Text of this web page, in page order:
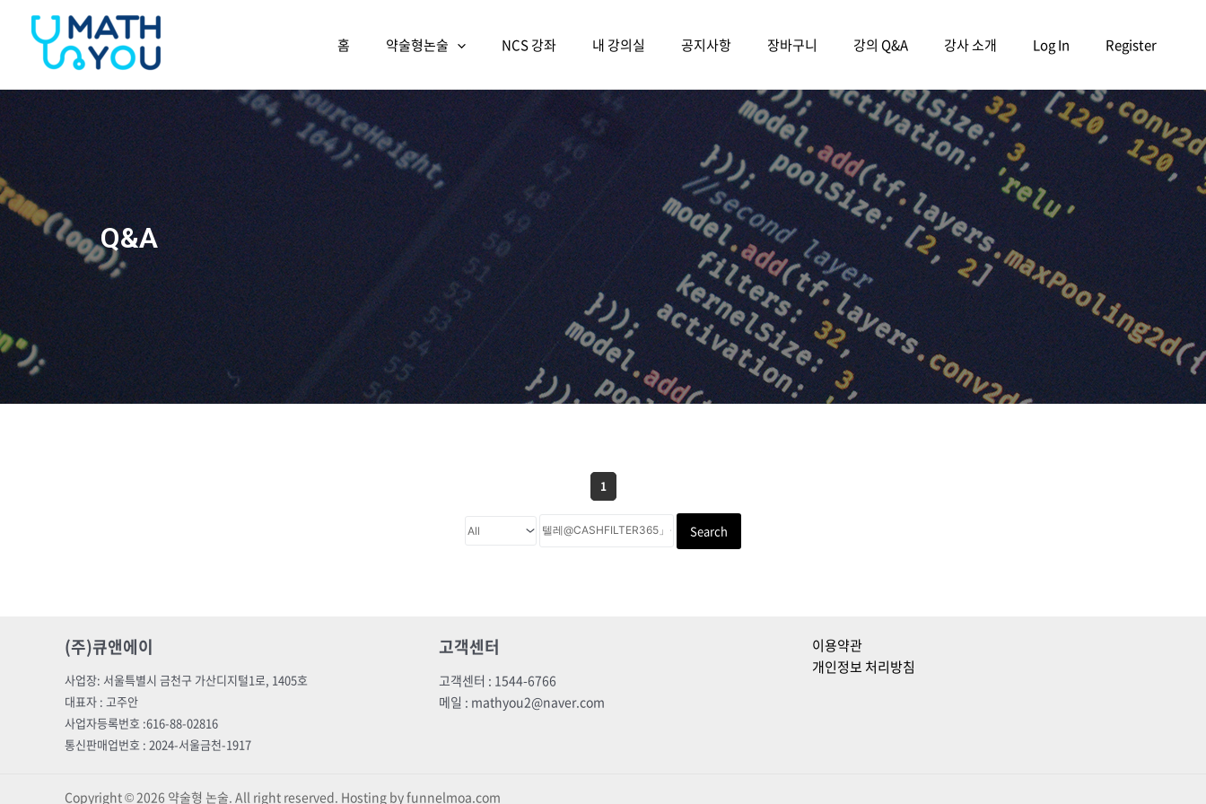
건너뛰기
홈 약술형논술 NCS 강좌 내 강의실 공지사항 장바구니 강의 Q&A 강사 소개 Log In Register
Q&A
1
Search
(주)큐앤에이
사업장: 서울특별시 금천구 가산디지털1로, 1405호
대표자 : 고주안
사업자등록번호 :616-88-02816
통신판매업번호 : 2024-서울금천-1917
고객센터
고객센터 : 1544-6766
메일 : mathyou2@naver.com
이용약관
개인정보 처리방침
Copyright © 2026 약술형 논술. All right reserved. Hosting by funnelmoa.com